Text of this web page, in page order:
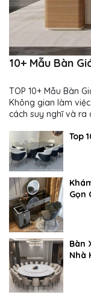
10+ Mẫu Bàn
TOP 10+ Mẫu Bàn
Không gian làm
cách suy nghĩ và ra
Top
Gọn
Bàn
Nhà